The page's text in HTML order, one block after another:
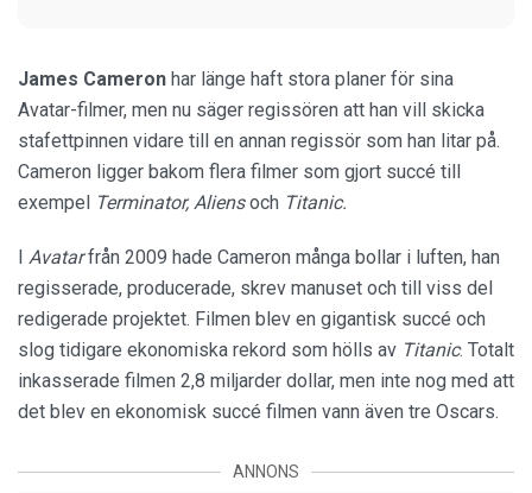
James Cameron har länge haft stora planer för sina
Avatar-filmer, men nu säger regissören att han vill skicka
stafettpinnen vidare till en annan regissör som han litar på.
Cameron ligger bakom flera filmer som gjort succé till
exempel Terminator, Aliensoch Titanic.
I Avatarfrån 2009 hade Cameron många bollar i luften, han
regisserade, producerade, skrev manuset och till viss del
redigerade projektet. Filmen blev en gigantisk succé och
slog tidigare ekonomiska rekord som hölls av Titanic. Totalt
inkasserade filmen 2,8 miljarder dollar, men inte nog med att
det blev en ekonomisk succé filmen vann även tre Oscars.
ANNONS